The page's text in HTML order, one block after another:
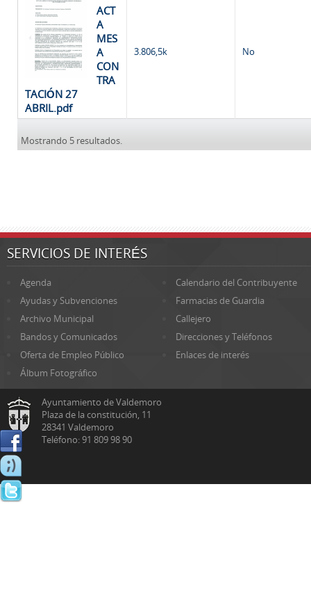
ACT
A
MES
A
CON
TRA
TACIÓN 27
ABRIL.pdf
3.806,5k No
Mostrando 5 resultados.
SERVICIOS DE INTERÉS
Agenda
Calendario del Contribuyente
Ayudas y Subvenciones
Farmacias de Guardia
Archivo Municipal
Callejero
Bandos y Comunicados
Direcciones y Teléfonos
Oferta de Empleo Público
Enlaces de interés
Álbum Fotográfico
Ayuntamiento de Valdemoro
Plaza de la constitución, 11
28341 Valdemoro
Teléfono: 91 809 98 90